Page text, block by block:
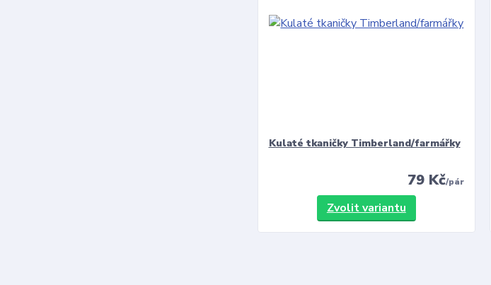
Kulaté tkaničky Timberland/farmářky
79 Kč/pár
Zvolit variantu